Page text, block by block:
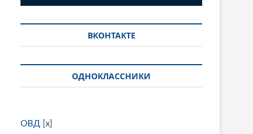
ВКОНТАКТЕ
ОДНОКЛАССНИКИ
ОВД x